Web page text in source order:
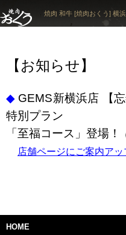
焼肉 和牛 [焼肉おくう] 横
【お知らせ】
◆ GEMS新横浜店 【
特別プラン
「至福コース」登場！
店舗ページにご案内アッ
HOME